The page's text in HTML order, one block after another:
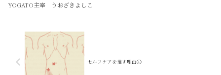
YOGATO主宰 うおざきよしこ
セルフケアを推す理由①